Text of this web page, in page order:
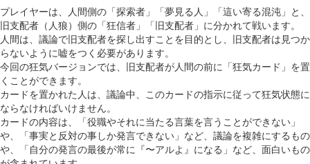
プレイヤーは、人間側の「探索者」「夢見る人」「這い寄る混沌」と、
旧支配者（人狼）側の「狂信者」「旧支配者」に分かれて戦います。
人間は、議論で旧支配者を探し出すことを目的とし、旧支配者は見つか
らないように嘘をつく必要があります。
今回の狂気バージョンでは、旧支配者が人間の前に「狂気カード」を置
くことができます。
カードを置かれた人は、議論中、このカードの指示に従って狂気状態に
ならなければいけません。
カードの内容は、「役職やそれに当たる言葉を言うことができない」
や、「事実と反対の事しか発言できない」など、議論を複雑にするもの
や、「自分の発言の最後が常に『〜アルよ』になる」など、面白いもの